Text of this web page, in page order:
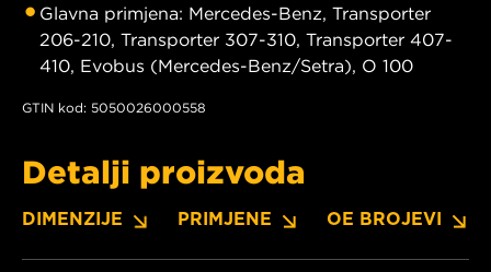
Glavna primjena: Mercedes-Benz, Transporter
206-210, Transporter 307-310, Transporter 407-
410, Evobus (Mercedes-Benz/Setra), O 100
GTIN kod: 5050026000558
Detalji proizvoda
DIMENZIJE PRIMJENE OE BROJEVI